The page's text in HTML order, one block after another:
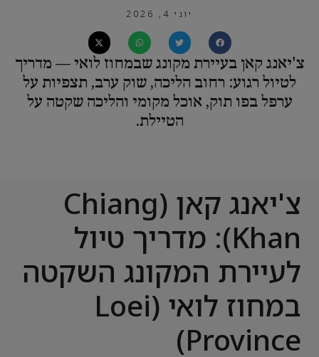
יוני 4, 2026
צ'יאנג קאן בעיירת מקונג שבמחוז לואי — מדריך
לטיול רגוע: רחוב הליכה, שוק ערב, תצפיות על
ערפל בפו תוק, אוכל מקומי והליכה שקטה על
הטיילת.
צ'יאנג קאן (Chiang
Khan): מדריך טיול
לעיירת המקונג השקטה
במחוז לואי (Loei
Province)